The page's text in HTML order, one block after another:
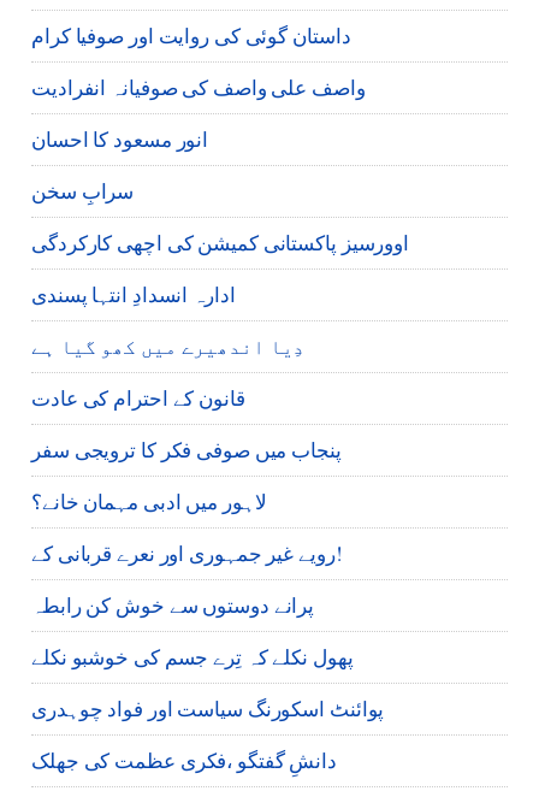
داستان گوئی کی روایت اور صوفیا کرام
واصف علی واصف کی صوفیانہ انفرادیت
انور مسعود کا احسان
سرابِ سخن
اوورسیز پاکستانی کمیشن کی اچھی کارکردگی
ادارہ انسدادِ انتہا پسندی
دِیا اندھیرے میں کھو گیا ہے
قانون کے احترام کی عادت
پنجاب میں صوفی فکر کا ترویجی سفر
لاہور میں ادبی مہمان خانے؟
رویے غیر جمہوری اور نعرے قربانی کے!
پرانے دوستوں سے خوش کن رابطہ
پھول نکلے کہ تِرے جسم کی خوشبو نکلے
پوائنٹ اسکورنگ سیاست اور فواد چوہدری
دانشِ گفتگو ،فکری عظمت کی جھلک